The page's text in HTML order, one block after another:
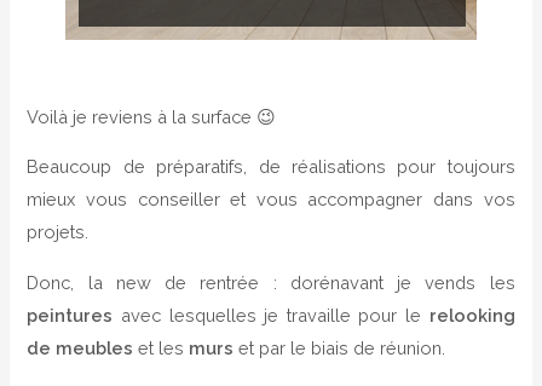
Voilà je reviens à la surface 😉
Beaucoup de préparatifs, de réalisations pour toujours
mieux vous conseiller et vous accompagner dans vos
projets.
Donc, la new de rentrée : dorénavant je vends les
peintures avec lesquelles je travaille pour le relooking
de meubles et les murs et par le biais de réunion.